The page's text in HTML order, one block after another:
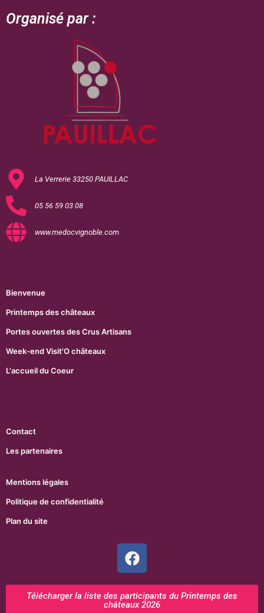
Organisé par :
La Verrerie 33250 PAUILLAC
05 56 59 03 08
www.medocvignoble.com
Bienvenue
Printemps des châteaux
Portes ouvertes des Crus Artisans
Week-end Visit'O châteaux
L'accueil du Coeur
Contact
Les partenaires
Mentions légales
Politique de confidentialité
Plan du site
Télécharger la liste des participants du Printemps des
châteaux 2026